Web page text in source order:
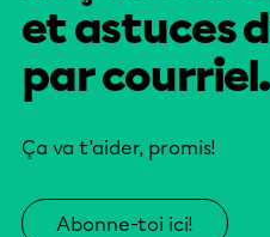
et astuces
par courriel.
Ça va t’aider, promis!
Abonne-toi ici!